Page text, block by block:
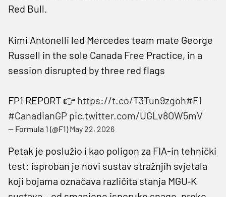
Red Bull.
Kimi Antonelli led Mercedes team mate George
Russell in the sole Canada Free Practice, in a
session disrupted by three red flags
FP1 REPORT 👉 https://t.co/T3Tun9zgoh#F1
#CanadianGP pic.twitter.com/UGLv8OW5mV
— Formula 1 (@F1)May 22, 2026
Petak je poslužio i kao poligon za FIA-in tehnički
test: isproban je novi sustav stražnjih svjetala
koji bojama označava različita stanja MGU‑K